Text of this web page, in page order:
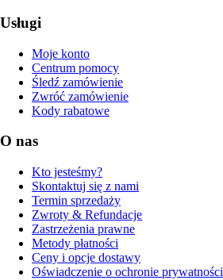
Usługi
Moje konto
Centrum pomocy
Śledź zamówienie
Zwróć zamówienie
Kody rabatowe
O nas
Kto jesteśmy?
Skontaktuj się z nami
Termin sprzedaży
Zwroty & Refundacje
Zastrzeżenia prawne
Metody płatności
Ceny i opcje dostawy
Oświadczenie o ochronie prywatności